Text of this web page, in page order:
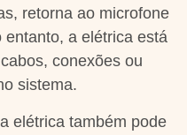
retorna ao microfone
a elétrica está
conexões ou
sistema.
elétrica também pode